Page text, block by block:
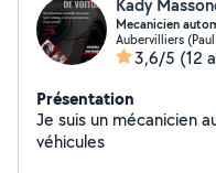
Kady
Mecanicien
Aubervilliers
3,6/5 (12
Présentation
Je suis un mécanicien
véhicules